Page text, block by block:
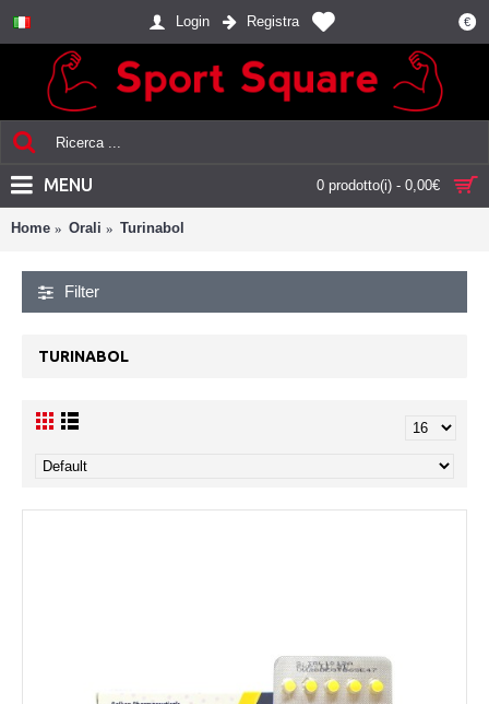
€
Login Registra
0 prodotto(i) - 0,00€
MENU
Home Orali Turinabol
Filter
TURINABOL